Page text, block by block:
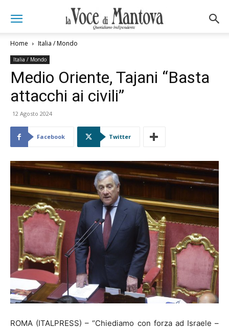
Home Italia / Mondo
Italia / Mondo
Medio Oriente, Tajani “Basta
attacchi ai civili”
12 Agosto 2024
Facebook Twitter
ROMA (ITALPRESS) – “Chiediamo con forza ad Israele –